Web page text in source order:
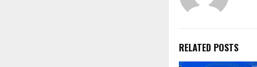
RELATED POSTS